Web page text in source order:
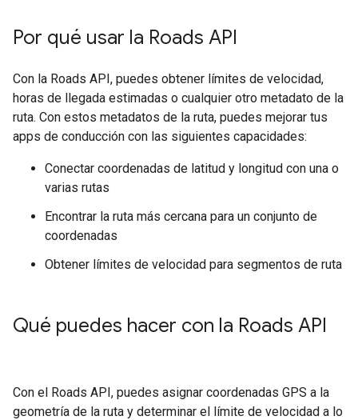
Por qué usar la Roads API
Con la Roads API, puedes obtener límites de velocidad,
horas de llegada estimadas o cualquier otro metadato de la
ruta. Con estos metadatos de la ruta, puedes mejorar tus
apps de conducción con las siguientes capacidades:
Conectar coordenadas de latitud y longitud con una o
varias rutas
Encontrar la ruta más cercana para un conjunto de
coordenadas
Obtener límites de velocidad para segmentos de ruta
Qué puedes hacer con la Roads API
Con el Roads API, puedes asignar coordenadas GPS a la
geometría de la ruta y determinar el límite de velocidad a lo